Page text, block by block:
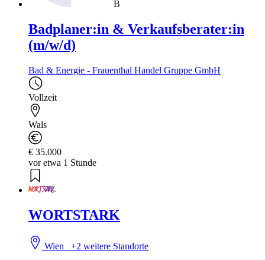
B
Badplaner:in & Verkaufsberater:in
(m/w/d)
Bad & Energie - Frauenthal Handel Gruppe GmbH
Vollzeit
Wals
€ 35.000
vor etwa 1 Stunde
WORTSTARK
Wien+2 weitere Standorte